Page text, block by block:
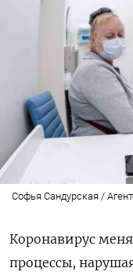
Софья Сандурская /
Коронавирус
процессы,